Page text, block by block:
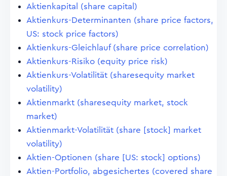
Aktienkapital (share capital)
Aktienkurs-Determinanten (share price factors,
US: stock price factors)
Aktienkurs-Gleichlauf (share price correlation)
Aktienkurs-Risiko (equity price risk)
Aktienkurs-Volatilität (sharesequity market
volatility)
Aktienmarkt (sharesequity market, stock
market)
Aktienmarkt-Volatilität (share [stock] market
volatility)
Aktien-Optionen (share [US: stock] options)
Aktien-Portfolio, abgesichertes (covered share